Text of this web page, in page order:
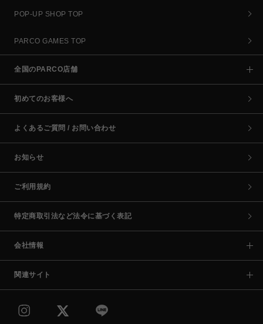
POP-UP SHOP TOP
PARCO GAMES TOP
全国のPARCO店舗
初めてのお客様へ
よくあるご質問 / お問い合わせ
お知らせ
ご利用規約
特定商取引法など法令に基づく表記
会社情報
関連サイト